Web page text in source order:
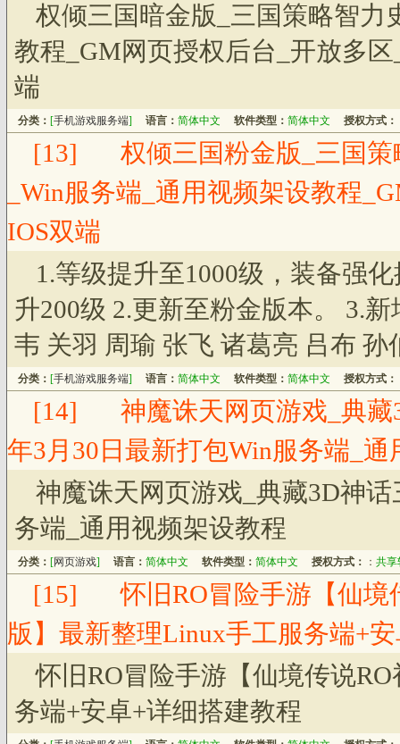
权倾三国暗金版_三国策略智力
教程_GM网页授权后台_开放多
端
分类： [手机游戏服务端] 语言： 简体中文 软件类型： 简体中文 授权方式：
[13]
权倾三国粉金版_三国
_Win服务端_通用视频架设教程
IOS双端
1.等级提升至1000级，装备强
升200级 2.更新至粉金版本。 3.
韦 关羽 周瑜 张飞 诸葛亮 吕布
分类： [手机游戏服务端] 语言： 简体中文 软件类型： 简体中文 授权方式：
[14]
神魔诛天网页游戏_典
年3月30日最新打包Win服务端_通
神魔诛天网页游戏_典藏3D神
务端_通用视频架设教程
分类： [网页游戏] 语言： 简体中文 软件类型： 简体中文 授权方式： ： 共享
[15]
怀旧RO冒险手游【仙境
版】最新整理Linux手工服务端+
怀旧RO冒险手游【仙境传说
务端+安卓+详细搭建教程